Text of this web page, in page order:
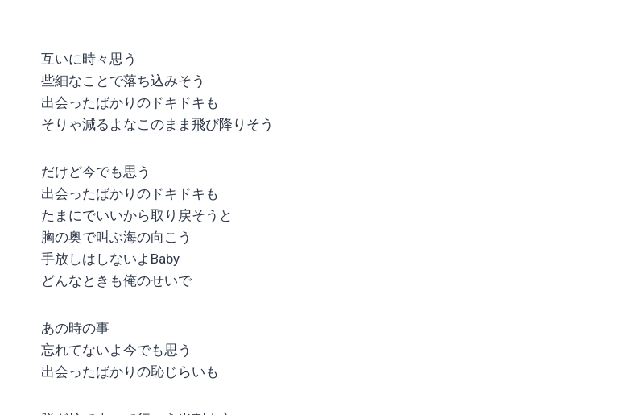
互いに時々思う
些細なことで落ち込みそう
出会ったばかりのドキドキも
そりゃ減るよなこのまま飛び降りそう
だけど今でも思う
出会ったばかりのドキドキも
たまにでいいから取り戻そうと
胸の奥で叫ぶ海の向こう
手放しはしないよBaby
どんなときも俺のせいで
あの時の事
忘れてないよ今でも思う
出会ったばかりの恥じらいも